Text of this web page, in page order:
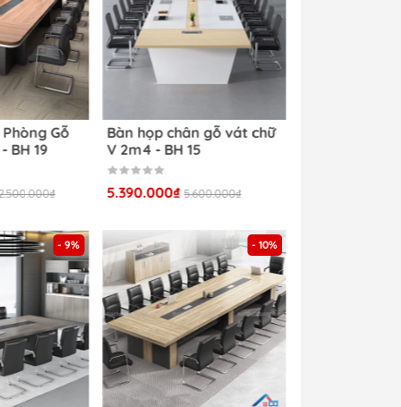
Gỗ
BH 19
Bàn họp chân gỗ vát chữ
V 2m4 - BH 15
5.390.000₫ 5.600.000₫
- 9% - 10%